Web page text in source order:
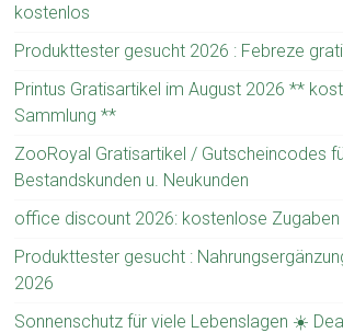
kostenlos
Produkttester gesucht 2026 : Febreze
Printus Gratisartikel im August 2026 **
Sammlung **
ZooRoyal Gratisartikel / Gutscheincodes
Bestandskunden u. Neukunden
office discount 2026: kostenlose Zugaben
Produkttester gesucht :
2026
Sonnenschutz für viele Lebenslagen ☀️